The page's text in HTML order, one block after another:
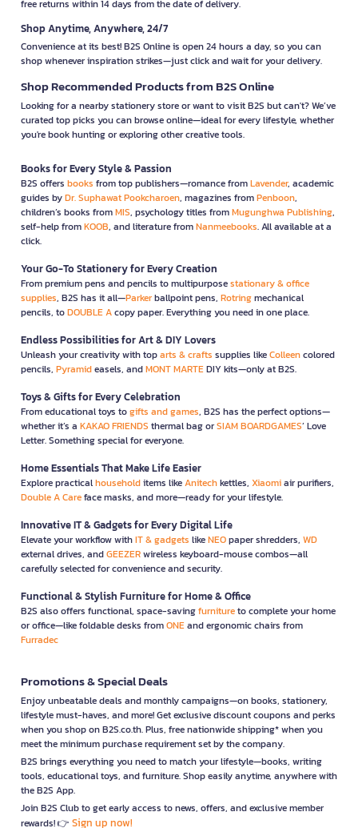
free returns within 14 days from the date of delivery.
Shop Anytime, Anywhere, 24/7
Convenience at its best! B2S Online is open 24 hours a day, so you can
shop whenever inspiration strikes—just click and wait for your delivery.
Shop Recommended Products from B2S Online
Looking for a nearby stationery store or want to visit B2S but can't? We’ve
curated top picks you can browse online—ideal for every lifestyle, whether
you're book hunting or exploring other creative tools.
Books for Every Style & Passion
B2S offers books from top publishers—romance fromLavender, academic
guides byDr. Suphawat Pookcharoen, magazines fromPenboon,
children’s books fromMIS, psychology titles fromMugunghwa Publishing,
self-help fromKOOB, and literature fromNanmeebooks. All available at a
click.
Your Go-To Stationery for Every Creation
From premium pens and pencils to multipurposestationary & office
supplies, B2S has it all—Parkerballpoint pens, Rotringmechanical
pencils, toDOUBLE Acopy paper. Everything you need in one place.
Endless Possibilities for Art & DIY Lovers
Unleash your creativity with toparts & crafts supplies likeColleencolored
pencils, Pyramideasels, andMONT MARTEDIY kits—only at B2S.
Toys & Gifts for Every Celebration
From educational toys togifts and games, B2S has the perfect options—
whether it’s a KAKAO FRIENDS thermal bag orSIAM BOARDGAMES’ Love
Letter. Something special for everyone.
Home Essentials That Make Life Easier
Explore practicalhouseholditems likeAnitechkettles, Xiaomiair purifiers,
Double A Careface masks, and more—ready for your lifestyle.
Innovative IT & Gadgets for Every Digital Life
Elevate your workflow withIT & gadgets likeNEOpaper shredders, WD
external drives, andGEEZERwireless keyboard-mouse combos—all
carefully selected for convenience and security.
Functional & Stylish Furniture for Home & Office
B2S also offers functional, space-savingfurnitureto complete your home
or office—like foldable desks fromONEand ergonomic chairs from
Furradec
Promotions & Special Deals
Enjoy unbeatable deals and monthly campaigns—on books, stationery,
lifestyle must-haves, and more! Get exclusive discount coupons and perks
when you shop on B2S.co.th. Plus, free nationwide shipping* when you
meet the minimum purchase requirement set by the company.
B2S brings everything you need to match your lifestyle—books, writing
tools, educational toys, and furniture. Shop easily anytime, anywhere with
the B2S App.
Join B2S Club to get early access to news, offers, and exclusive member
rewards! 👉 Sign up now!